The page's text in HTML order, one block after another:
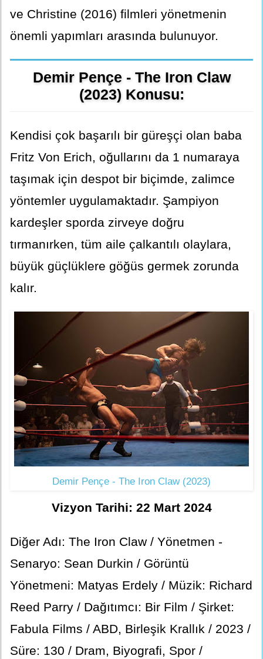
ve Christine (2016) filmleri yönetmenin
önemli yapımları arasında bulunuyor.
Demir Pençe - The Iron Claw
(2023) Konusu:
Kendisi çok başarılı bir güreşçi olan baba
Fritz Von Erich, oğullarını da 1 numaraya
taşımak için despot bir biçimde, zalimce
yöntemler uygulamaktadır. Şampiyon
kardeşler sporda zirveye doğru
tırmanırken, tüm aile çalkantılı olaylara,
büyük güçlüklere göğüs germek zorunda
kalır.
Demir Pençe - The Iron Claw (2023)
Vizyon Tarihi: 22 Mart 2024
Diğer Adı: The Iron Claw / Yönetmen -
Senaryo: Sean Durkin / Görüntü
Yönetmeni: Matyas Erdely / Müzik: Richard
Reed Parry / Dağıtımcı: Bir Film / Şirket:
Fabula Films / ABD, Birleşik Krallık / 2023 /
Süre: 130 / Dram, Biyografi, Spor /